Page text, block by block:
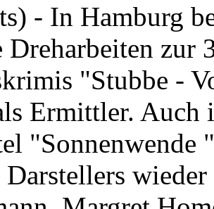
- In Hamburg
Dreharbeiten zur
"Stubbe -
Ermittler. Auch
"Sonnenwende
Darstellers